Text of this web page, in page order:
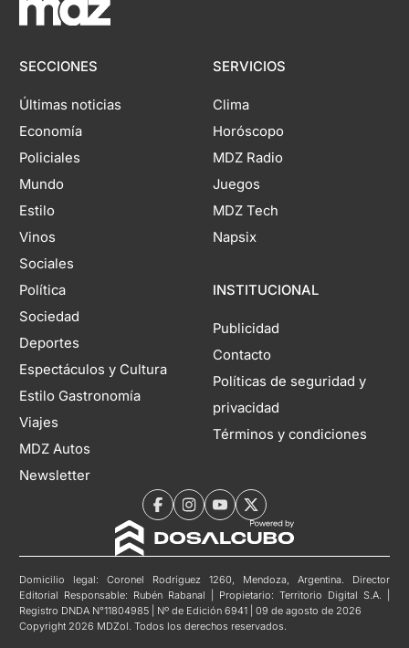
SECCIONES
Últimas noticias
Economía
Policiales
Mundo
Estilo
Vinos
Sociales
Política
Sociedad
Deportes
Espectáculos y Cultura
Estilo Gastronomía
Viajes
MDZ Autos
Newsletter
SERVICIOS
Clima
Horóscopo
MDZ Radio
Juegos
MDZ Tech
Napsix
INSTITUCIONAL
Publicidad
Contacto
Políticas de seguridad y
privacidad
Términos y condiciones
Domicilio legal: Coronel Rodríguez 1260, Mendoza, Argentina. Director
Editorial Responsable: Rubén Rabanal | Propietario: Territorio Digital S.A. |
Registro DNDA N°11804985 | Nº de Edición 6941 | 09 de agosto de 2026
Copyright 2026 MDZol. Todos los derechos reservados.